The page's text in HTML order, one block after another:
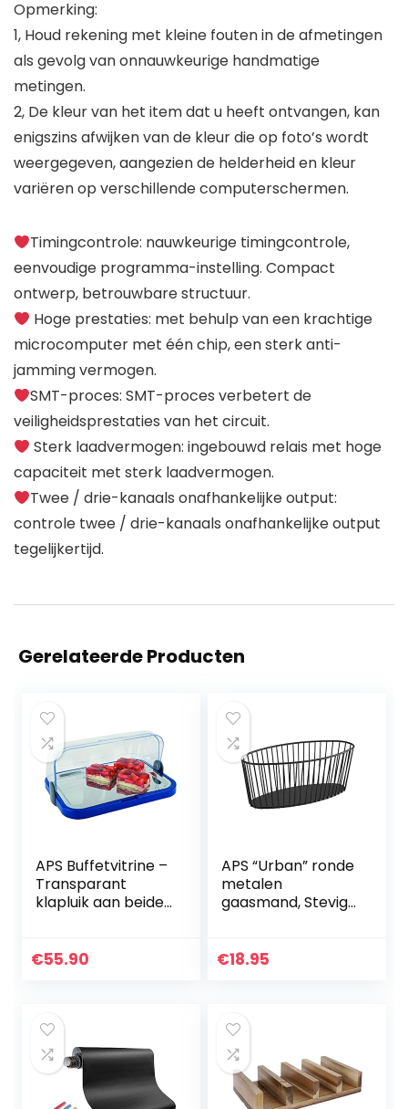
Opmerking:
1, Houd rekening met kleine fouten in de afmetingen
als gevolg van onnauwkeurige handmatige
metingen.
2, De kleur van het item dat u heeft ontvangen, kan
enigszins afwijken van de kleur die op foto’s wordt
weergegeven, aangezien de helderheid en kleur
variëren op verschillende computerschermen.
Timingcontrole: nauwkeurige timingcontrole,
eenvoudige programma-instelling. Compact
ontwerp, betrouwbare structuur.
Hoge prestaties: met behulp van een krachtige
microcomputer met één chip, een sterk anti-
jamming vermogen.
SMT-proces: SMT-proces verbetert de
veiligheidsprestaties van het circuit.
Sterk laadvermogen: ingebouwd relais met hoge
capaciteit met sterk laadvermogen.
Twee / drie-kanaals onafhankelijke output:
controle twee / drie-kanaals onafhankelijke output
tegelijkertijd.
Gerelateerde Producten
APS Buffetvitrine –
Transparant
klapluik aan beide
dienblad en twee
€55.90
APS “Urban” ronde
metalen
gaasmand, Stevige
Broodmand,
vaatwasmachineb
estendig
€18.95